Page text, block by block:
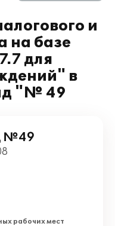
и
на базе
для
в
"№ 49
№49
рабочих мест